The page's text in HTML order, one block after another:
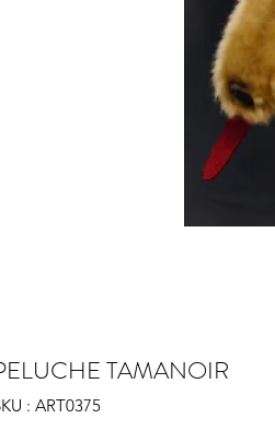
TAMANOIR
: ART0375